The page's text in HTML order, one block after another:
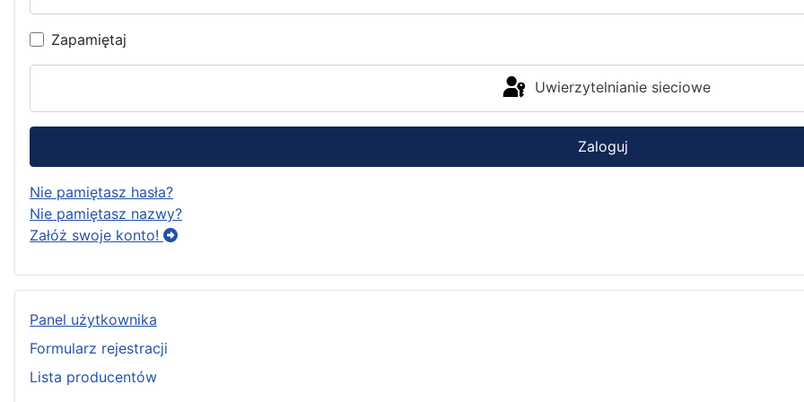
Zapamiętaj
Uwierzytelnianie sieciowe
Zaloguj
Nie pamiętasz hasła?
Nie pamiętasz nazwy?
Załóż swoje konto!
Panel użytkownika
Formularz rejestracji
Lista producentów